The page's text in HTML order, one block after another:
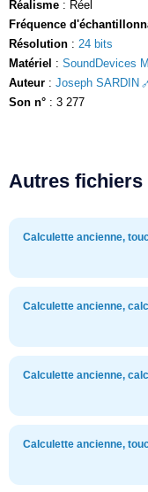
Réalisme : Réel
Fréquence
Résolution : 24 bits
Matériel : SoundDevices
Auteur : Joseph SARDIN
Son n° : 3 277
Autres
Calculette ancienne,
Calculette ancienne,
Calculette ancienne,
Calculette ancienne,